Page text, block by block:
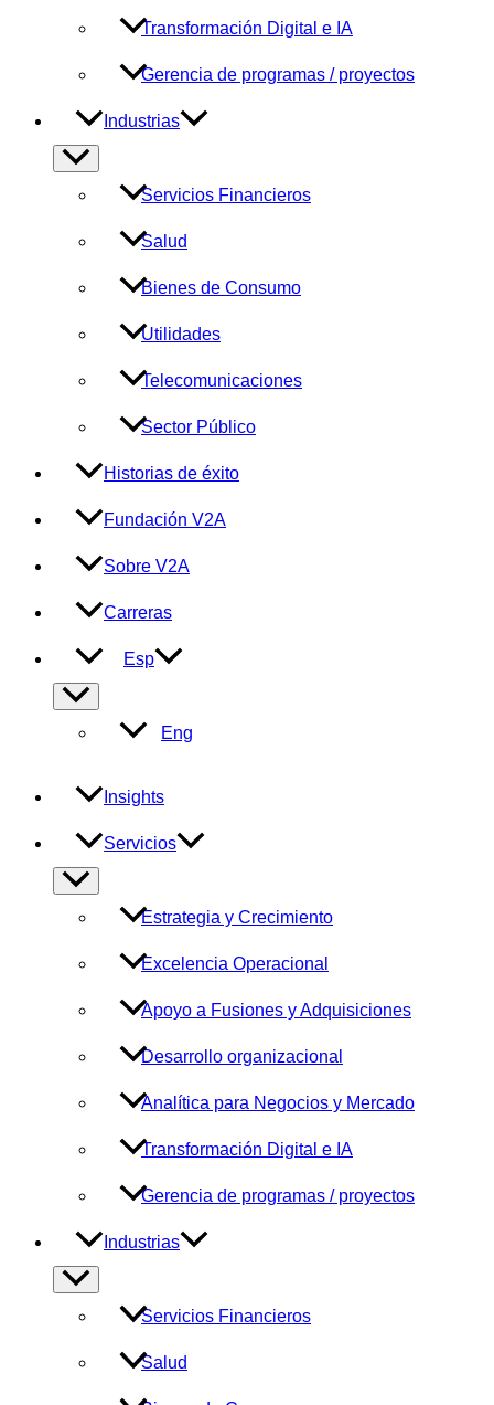
Transformación Digital e IA
Gerencia de programas / proyectos
Industrias
Alternar
menú
Servicios Financieros
Salud
Bienes de Consumo
Utilidades
Telecomunicaciones
Sector Público
Historias de éxito
Fundación V2A
Sobre V2A
Carreras
Esp
Alternar
menú
Eng
Insights
Servicios
Alternar
menú
Estrategia y Crecimiento
Excelencia Operacional
Apoyo a Fusiones y Adquisiciones
Desarrollo organizacional
Analítica para Negocios y Mercado
Transformación Digital e IA
Gerencia de programas / proyectos
Industrias
Alternar
menú
Servicios Financieros
Salud